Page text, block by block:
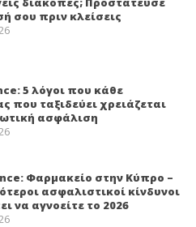
σου πριν κλείσεις
5 λόγοι που κάθε
που ταξιδεύει χρειάζεται
ασφάλιση
Φαρμακείο στην Κύπρο –
ασφαλιστικοί κίνδυνοι
να αγνοείτε το 2026